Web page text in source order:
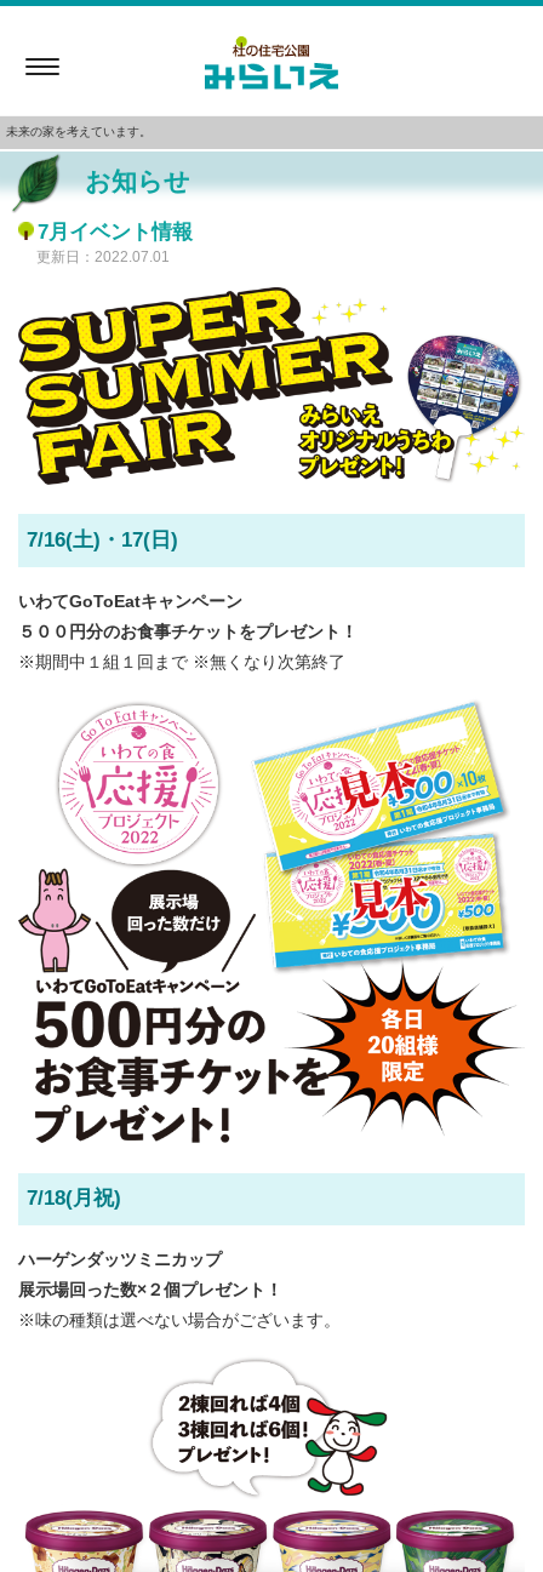
Toggle
未来の家を考えています。
お知らせ
7月イベント情報
更新日：2022.07.01
7/16(土)・17(日)
いわてGoToEatキャンペーン
５００円分のお食事チケットをプレゼント！
※期間中１組１回まで ※無くなり次第終了
7/18(月祝)
ハーゲンダッツミニカップ
展示場回った数×２個プレゼント！
※味の種類は選べない場合がございます。